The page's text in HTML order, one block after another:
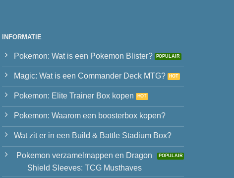
INFORMATIE
Pokemon: Wat is een Pokemon Blister?
Magic: Wat is een Commander Deck MTG?
Pokemon: Elite Trainer Box kopen
Pokemon: Waarom een boosterbox kopen?
Wat zit er in een Build & Battle Stadium Box?
Pokemon verzamelmappen en Dragon
Shield Sleeves: TCG Musthaves